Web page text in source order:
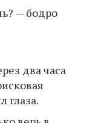
— бодро
два часа
глаза.